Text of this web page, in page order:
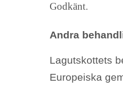
Godkänt.
Andra
Lagutskottets
Europeiska